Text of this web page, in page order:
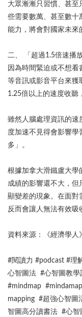
大眾漸漸只習慣、甚至
些需要數萬、甚至數十
能力，將會對國家未來
二、 「超過1.5倍速播
因為時間緊迫或不想看
等音訊或影音平台來獲
1.25倍以上的速度收聽
雖然人腦處理資訊的速
度加速不見得會影響學
多」。
根據加拿大滑鐵盧大學
成績的影響還不大，但
顯變差的現象。在面對
反而會讓人無法有效吸
資料來源：《經濟學
#閱讀力 #podcast #理
心智圖法 #心智圖教
#mindmap
mapping #超強心智
智圖高分讀書法 #心